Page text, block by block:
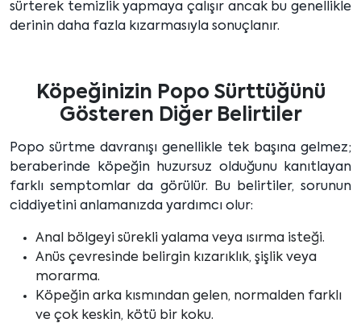
sürterek temizlik yapmaya çalışır ancak bu genellikle
derinin daha fazla kızarmasıyla sonuçlanır.
Köpeğinizin Popo Sürttüğünü
Gösteren Diğer Belirtiler
Popo sürtme davranışı genellikle tek başına gelmez;
beraberinde köpeğin huzursuz olduğunu kanıtlayan
farklı semptomlar da görülür. Bu belirtiler, sorunun
ciddiyetini anlamanızda yardımcı olur:
Anal bölgeyi sürekli yalama veya ısırma isteği.
Anüs çevresinde belirgin kızarıklık, şişlik veya
morarma.
Köpeğin arka kısmından gelen, normalden farklı
ve çok keskin, kötü bir koku.